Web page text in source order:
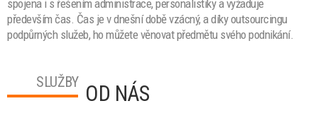
spojena i s řešením administrace, personalistiky a vyžaduje
především čas. Čas je v dnešní době vzácný, a díky outsourcingu
podpůrných služeb, ho můžete věnovat předmětu svého podnikání.
SLUŽBY OD NÁS